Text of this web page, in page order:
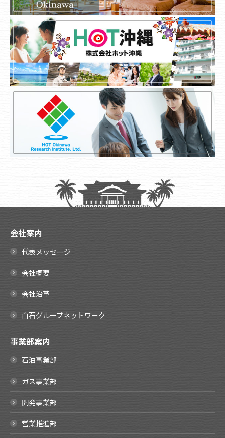
会社案内
代表メッセージ
会社概要
会社沿革
白石グループネットワーク
事業部案内
石油事業部
ガス事業部
開発事業部
営業推進部